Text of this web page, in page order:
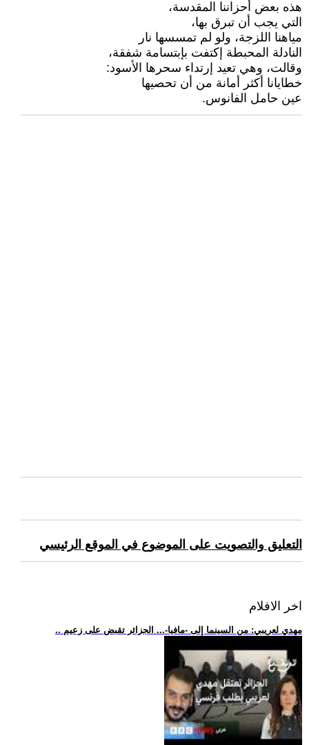
هذه بعض أحزاننا المقدسة،
التي يجب أن تبرق بها،
مياهنا اللزجة، ولو لم تمسسها نار
النادلة المحبطة إكتفت بإبتسامة شفقة،
وقالت، وهي تعيد إرتداء سحرها الأسود:
خطايانا أكثر أمانة من أن تحصيها
عين حامل الفانوس.
التعليق والتصويت على الموضوع في الموقع الرئيسي
اخر الافلام
.. مهدي لعريبي: من السينما إلى -مافيا-... الجزائر تقبض على زعيم